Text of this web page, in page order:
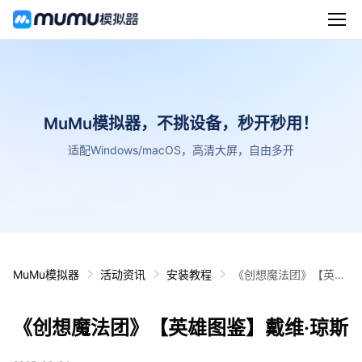
MuMu模拟器，不挑设备，秒开秒用！
适配Windows/macOS，高清大屏，自由多开
MuMu模拟器 活动资讯 安装教程
《创想魔法团》【英雄
《创想魔法团》【英雄图鉴】戴维·琼斯